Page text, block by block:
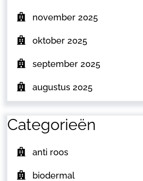
november 2025
oktober 2025
september 2025
augustus 2025
Categorieën
anti roos
biodermal